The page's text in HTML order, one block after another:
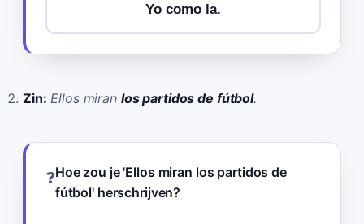
Yo como la.
Zin: Ellos miran los partidos de fútbol.
❓Hoe zou je 'Ellos miran los partidos de
fútbol' herschrijven?